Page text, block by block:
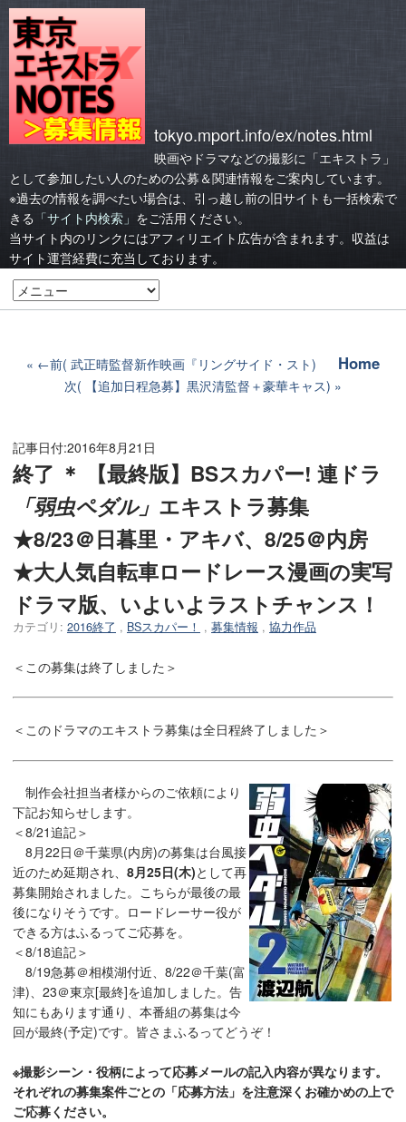
tokyo.mport.info/ex/notes.html
映画やドラマなどの撮影に「エキストラ」
として参加したい人のための公募＆関連情報をご案内しています。
※過去の情報を調べたい場合は、引っ越し前の旧サイトも一括検索で
きる 「サイト内検索」 をご活用ください。
当サイト内のリンクにはアフィリエイト広告が含まれます。収益は
サイト運営経費に充当しております。
←前( 武正晴監督新作映画『リングサイド・スト) Home
次( 【追加日程急募】黒沢清監督＋豪華キャス)
記事日付:2016年8月21日
終了 ＊ 【最終版】BSスカパー! 連ドラ
「弱虫ペダル」 エキストラ募集
★8/23＠日暮里・アキバ、8/25＠内房
★大人気自転車ロードレース漫画の実写
ドラマ版、いよいよラストチャンス！
カテゴリ: 2016終了 , BSスカパー！ , 募集情報 , 協力作品
＜この募集は終了しました＞
＜このドラマのエキストラ募集は全日程終了しました＞
制作会社担当者様からのご依頼により
下記お知らせします。
＜8/21追記＞
8月22日＠千葉県(内房)の募集は台風接
近のため延期され、 8月25日(木)として再
募集開始されました。こちらが最後の最
後になりそうです。ロードレーサー役が
できる方はふるってご応募を。
＜8/18追記＞
8/19急募＠相模湖付近、8/22＠千葉(富
津)、23＠東京[最終]を追加しました。告
知にもあります通り、本番組の募集は今
回が最終(予定)です。皆さまふるってどうぞ！
※撮影シーン・役柄によって応募メールの記入内容が異なります。
それぞれの募集案件ごとの「応募方法」を注意深くお確かめの上で
ご応募ください。